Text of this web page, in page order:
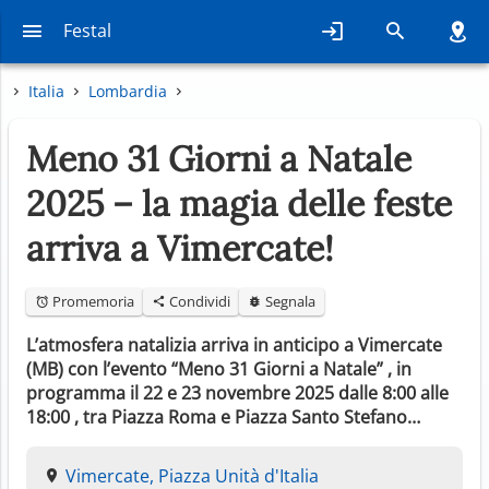
Festal
Italia Lombardia
Meno 31 Giorni a Natale
2025 – la magia delle feste
arriva a Vimercate!
Promemoria Condividi Segnala
L’atmosfera natalizia arriva in anticipo a Vimercate
(MB) con l’evento “Meno 31 Giorni a Natale” , in
programma il 22 e 23 novembre 2025 dalle 8:00 alle
18:00 , tra Piazza Roma e Piazza Santo Stefano…
Vimercate, Piazza Unità d'Italia